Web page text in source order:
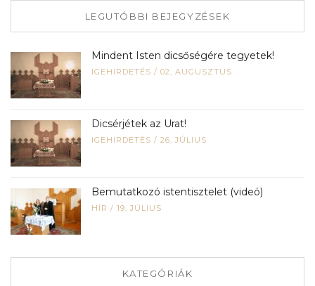
LEGUTÓBBI BEJEGYZÉSEK
Mindent Isten dicsőségére tegyetek!
IGEHIRDETÉS / 02, AUGUSZTUS
Dicsérjétek az Urat!
IGEHIRDETÉS / 26, JÚLIUS
Bemutatkozó istentisztelet (videó)
HÍR / 19, JÚLIUS
KATEGÓRIÁK